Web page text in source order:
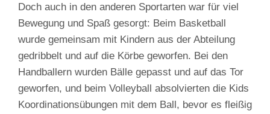
Doch auch in den anderen Sportarten war für viel
Bewegung und Spaß gesorgt: Beim Basketball
wurde gemeinsam mit Kindern aus der Abteilung
gedribbelt und auf die Körbe geworfen. Bei den
Handballern wurden Bälle gepasst und auf das Tor
geworfen, und beim Volleyball absolvierten die Kids
Koordinationsübungen mit dem Ball, bevor es fleißig